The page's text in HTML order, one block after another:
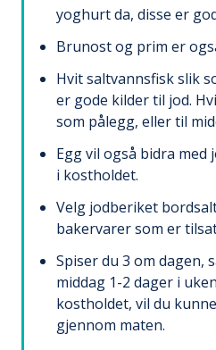
yoghurt da, disse er
Brunost og prim er
Hvit saltvannsfisk slik
er gode kilder til jod.
som pålegg, eller til
Egg vil også bidra
i kostholdet.
Velg jodberiket
bakervarer som er
Spiser du 3 om dagen,
middag 1-2 dager i
kostholdet, vil du
gjennom maten.